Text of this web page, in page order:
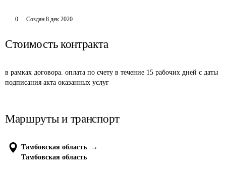
0 Создан 8 дек 2020
Стоимость контракта
в рамках договора. оплата по счету в течение 15 рабочих дней с даты
подписания акта оказанных услуг
Маршруты и транспорт
Тамбовская область
→
Тамбовская область